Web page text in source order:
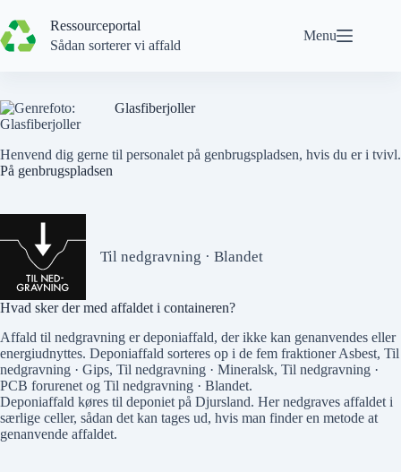
til
indhold
Ressourceportal
Sådan sorterer vi affald
Menu
Glasfiberjoller
Henvend dig gerne til personalet på genbrugspladsen, hvis du er i tvivl.
På genbrugspladsen
Til nedgravning · Blandet
Hvad sker der med affaldet i containeren?
Affald til nedgravning er deponiaffald, der ikke kan genanvendes eller
energiudnyttes. Deponiaffald sorteres op i de fem fraktionerAsbest, Til
nedgravning · Gips, Til nedgravning · Mineralsk, Til nedgravning ·
PCB forurenet og Til nedgravning · Blandet.
Deponiaffald køres til deponiet på Djursland. Her nedgraves affaldet i
særlige celler, sådan det kan tages ud, hvis man finder en metode at
genanvende affaldet.